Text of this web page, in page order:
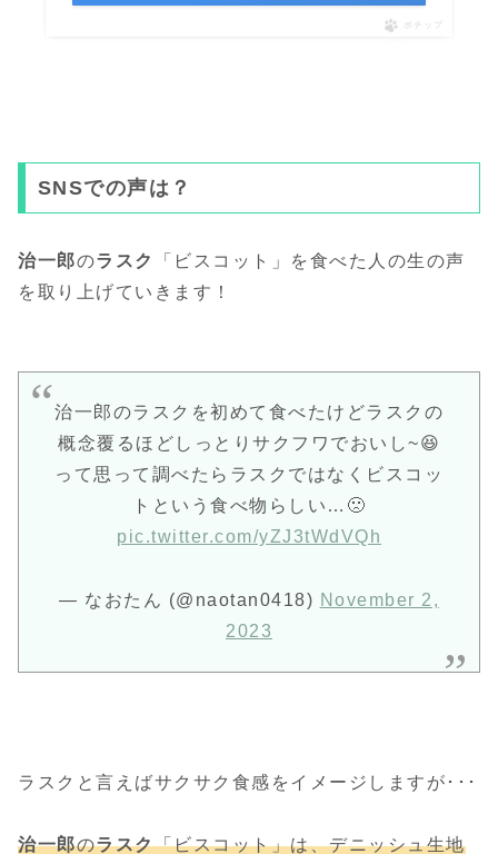
ポチップ
SNSでの声は？
治一郎のラスク
「ビスコット」を食べた人の生の声
を取り上げていきます！
治一郎のラスクを初めて食べたけどラスクの
概念覆るほどしっとりサクフワでおいし~😆
って思って調べたらラスクではなくビスコッ
トという食べ物らしい…🙁
pic.twitter.com/yZJ3tWdVQh
— なおたん (@naotan0418) November 2,
2023
ラスクと言えばサクサク食感をイメージしますが･･･
治一郎のラスク「ビスコット」は、デニッシュ生地